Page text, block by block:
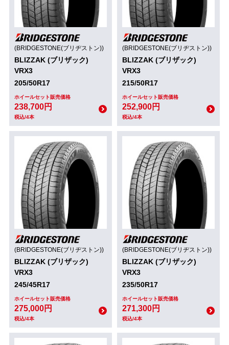
(BRIDGESTONE(ブリヂストン))
BLIZZAK (ブリザック)
VRX3
205/50R17
ホイールセット販売価格
238,700円
税込/4本
(BRIDGESTONE(ブリヂストン))
BLIZZAK (ブリザック)
VRX3
215/50R17
ホイールセット販売価格
252,900円
税込/4本
(BRIDGESTONE(ブリヂストン))
BLIZZAK (ブリザック)
VRX3
245/45R17
ホイールセット販売価格
275,000円
税込/4本
(BRIDGESTONE(ブリヂストン))
BLIZZAK (ブリザック)
VRX3
235/50R17
ホイールセット販売価格
271,300円
税込/4本